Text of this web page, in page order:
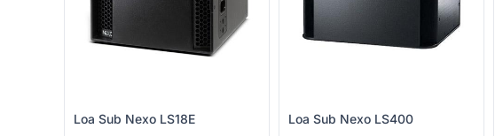
Loa Sub Nexo LS18E Loa Sub Nexo LS400